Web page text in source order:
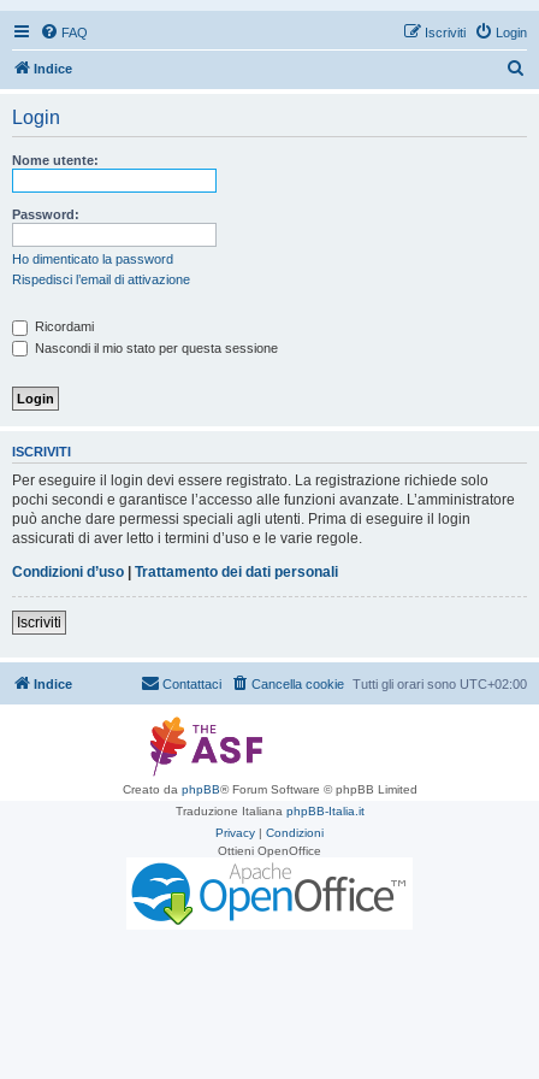
FAQ Login
Iscriviti
Indice
Login
Nome utente:
Password:
Ho dimenticato la password
Rispedisci l’email di attivazione
Ricordami
Nascondi il mio stato per questa sessione
ISCRIVITI
Per eseguire il login devi essere registrato. La registrazione richiede solo
pochi secondi e garantisce l’accesso alle funzioni avanzate. L’amministratore
può anche dare permessi speciali agli utenti. Prima di eseguire il login
assicurati di aver letto i termini d’uso e le varie regole.
Condizioni d’uso | Trattamento dei dati personali
Iscriviti
Indice Tutti gli orari sono UTC+02:00
Cancella cookie
Contattaci
Creato da phpBB® Forum Software © phpBB Limited
Traduzione Italiana phpBB-Italia.it
Privacy | Condizioni
Ottieni OpenOffice